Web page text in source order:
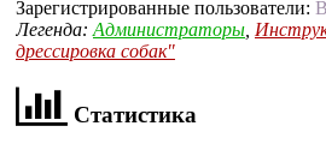
Зарегистрированные пользователи:
Легенда:Администраторы,
дрессировка собак"
Статистика